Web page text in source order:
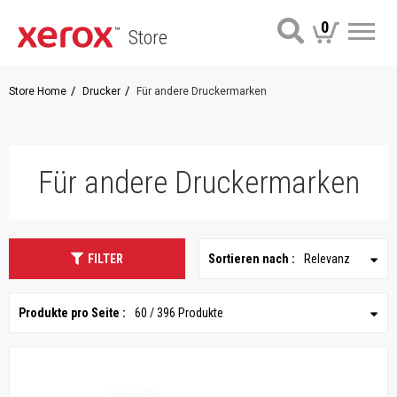
Store 0
Store Home Drucker Für andere Druckermarken
Für andere Druckermarken
FILTER Sortieren nach : Relevanz
Produkte pro Seite : 60 / 396 Produkte